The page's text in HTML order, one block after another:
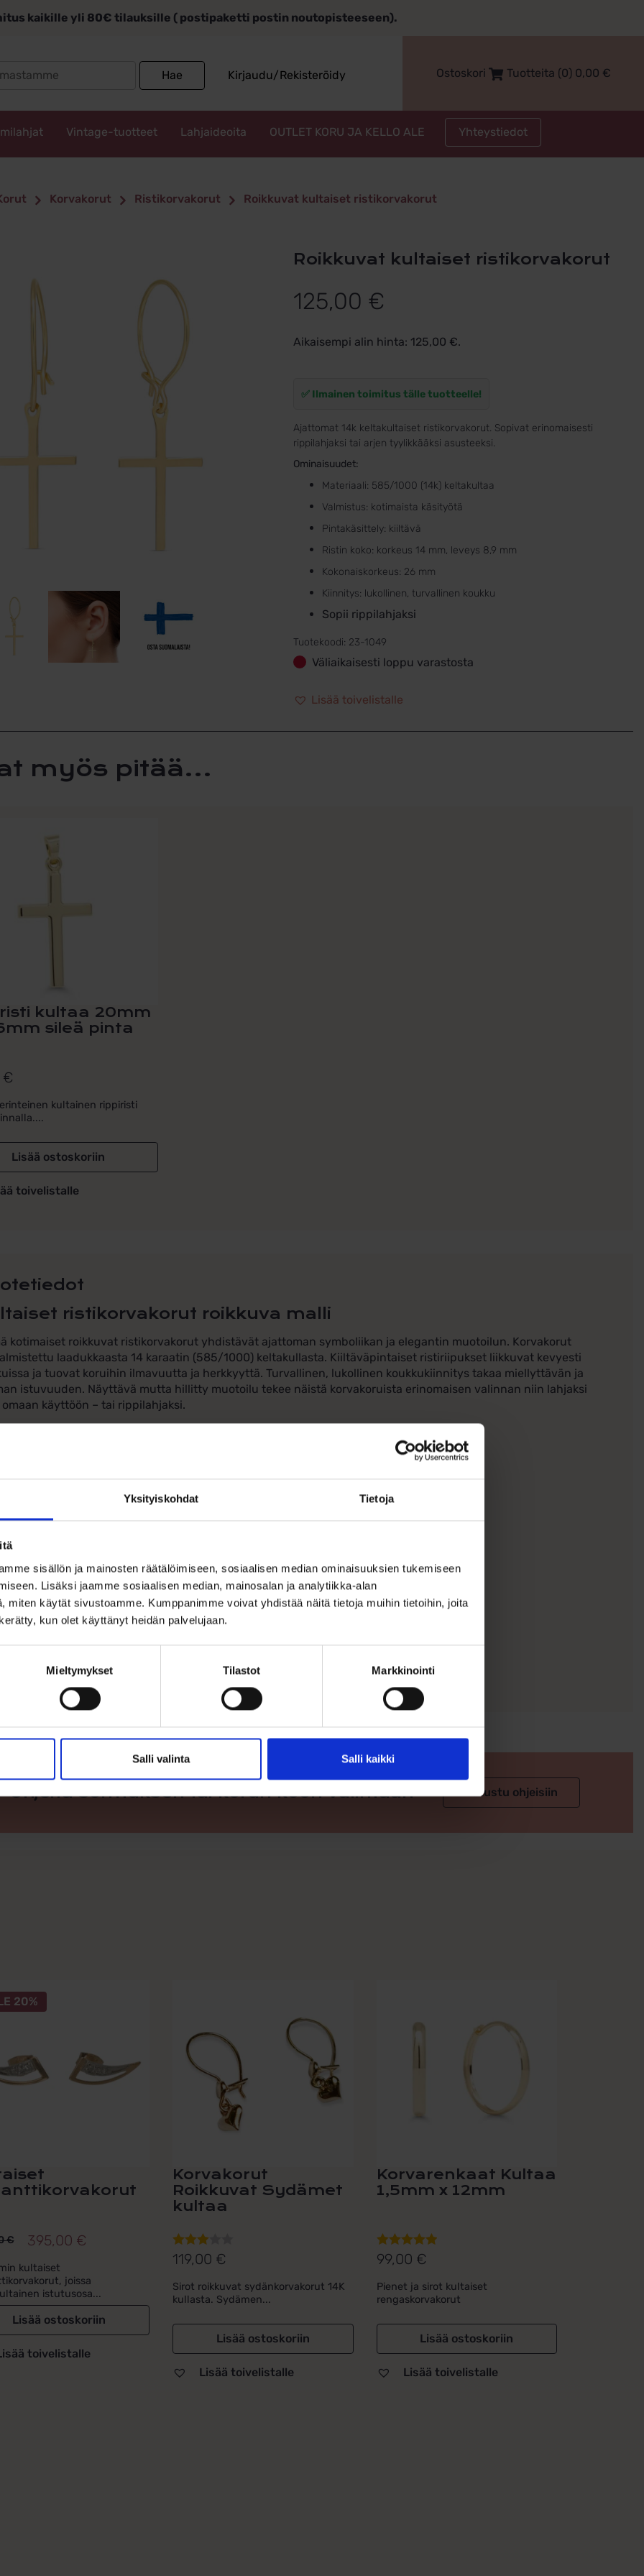
Yksityiskohdat Tietoja
sisällön ja mainosten räätälöimiseen, sosiaalisen median ominaisuuksien tukemiseen
Lisäksi jaamme sosiaalisen median, mainosalan ja analytiikka-alan
miten käytät sivustoamme. Kumppanimme voivat yhdistää näitä tietoja muihin tietoihin, joita
kun olet käyttänyt heidän palvelujaan.
Mieltymykset Tilastot Markkinointi
Salli valinta Salli kaikki
kaikille yli 80€ tilauksille ( postipaketti postin noutopisteeseen).
Hae Kirjaudu/Rekisteröidy Ostoskori Tuotteita (0) 0,00 €
Vintage-tuotteet Lahjaideoita OUTLET KORU JA KELLO ALE Yhteystiedot
Korvakorut Ristikorvakorut Roikkuvat kultaiset ristikorvakorut
Roikkuvat kultaiset ristikorvakorut
125,00 €
Aikaisempi alin hinta: 125,00 €.
✅ Ilmainen toimitus tälle tuotteelle!
Ajattomat 14k keltakultaiset ristikorvakorut. Sopivat erinomaisesti
rippilahjaksi tai arjen tyylikkääksi asusteeksi.
Ominaisuudet:
Materiaali: 585/1000 (14k) keltakultaa
Valmistus: kotimaista käsityötä
Pintakäsittely: kiiltävä
Ristin koko: korkeus 14 mm, leveys 8,9 mm
Kokonaiskorkeus: 26 mm
Kiinnitys: lukollinen, turvallinen koukku
Sopii rippilahjaksi
Tuotekoodi: 23-1049
Väliaikaisesti loppu varastosta
Lisää toivelistalle
ristikorvakorut roikkuva malli
kotimaiset roikkuvat ristikorvakorut yhdistävät ajattoman symboliikan ja elegantin muotoilun. Korvakorut
laadukkaasta 14 karaatin (585/1000) keltakullasta. Kiiltäväpintaiset ristiriipukset liikkuvat kevyesti
ja tuovat koruihin ilmavuutta ja herkkyyttä. Turvallinen, lukollinen koukkukiinnitys takaa miellyttävän ja
istuvuuden. Näyttävä mutta hillitty muotoilu tekee näistä korvakoruista erinomaisen valinnan niin lahjaksi
käyttöön – tai rippilahjaksi.
Valmistus: kotimaista käsityötä
Ristin koko: korkeus 14 mm, leveys 8,9 mm
Kokonaiskorkeus: 26 mm
Sopii rippilahjaksi
myös pitää...
kultaa 20mm
sileä pinta
€
kultainen rippiristi
Lisää ostoskoriin
toivelistalle
Ohjeita sormuksen tai korun koon valintaan Tutustu ohjeisiin
20%
€
€.
395,00 €
€.
kultaiset
joissa
istutusosa...
Lisää ostoskoriin
toivelistalle
Korvakorut
Roikkuvat Sydämet
kultaa
Arvostelu
3.00/ 5
119,00 €
Sirot roikkuvat sydänkorvakorut 14K
kullasta. Sydämen...
Lisää ostoskoriin
Lisää toivelistalle
Korvarenkaat Kultaa
1,5mm x 12mm
Arvostelu
5.00/ 5
99,00 €
Pienet ja sirot kultaiset
rengaskorvakorut
Lisää ostoskoriin
Lisää toivelistalle